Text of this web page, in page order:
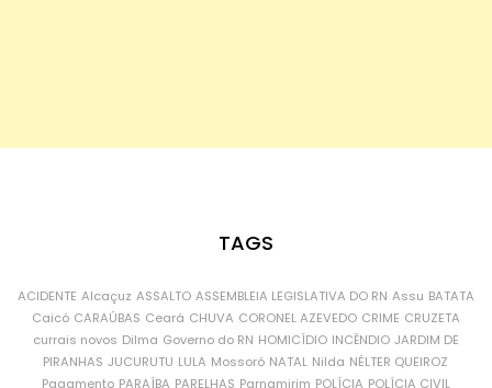
TAGS
ACIDENTE Alcaçuz ASSALTO ASSEMBLEIA LEGISLATIVA DO RN Assu BATATA
Caicó CARAÚBAS Ceará CHUVA CORONEL AZEVEDO CRIME CRUZETA
currais novos Dilma Governo do RN HOMICÍDIO INCÊNDIO JARDIM DE
PIRANHAS JUCURUTU LULA Mossoró NATAL Nilda NÉLTER QUEIROZ
Pagamento PARAÍBA PARELHAS Parnamirim POLÍCIA POLÍCIA CIVIL